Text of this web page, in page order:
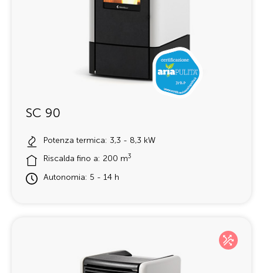
SC 90
Potenza termica: 3,3 - 8,3 kW
Riscalda fino a: 200 m3
Autonomia: 5 - 14 h